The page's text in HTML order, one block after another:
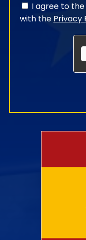
I agree to
with the Privacy